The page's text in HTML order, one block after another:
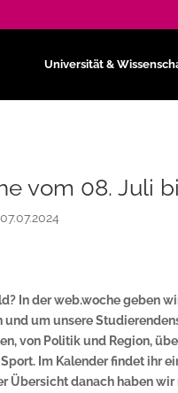
Universität &
vom 08. Juli
07.07.2024
In der web.woche geben
um unsere
von Politik und Region,
Im Kalender findet ihr
Übersicht danach haben